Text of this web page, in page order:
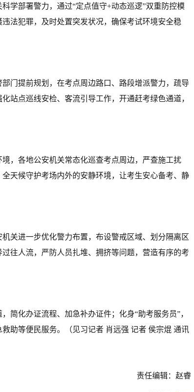
学部署警力，通过“定点值守+动态巡逻”双重防控模
法犯罪，及时处置突发状况，确保考试环境安全稳
门提前规划，在考点周边路口、路段增派警力，疏导
站点巡线安检、客流引导工作，开通赶考绿色通道，
，各地公安机关常态化巡查考点周边，严查施工扰
天候守护考场内外的安静环境，让考生安心备考、静
关进一步优化警力布置，布设警戒区域、划分隔离区
往人流，严防人员扎堆、拥挤等问题，营造有序的考
简化办证流程、加急补办证件；化身“助考服务员”，
助等便民服务。（见习记者 肖远强 记者 侯宗焜 通讯
责任编辑：赵睿